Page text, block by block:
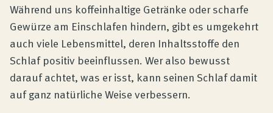
Unternehmen
Kontakt
Während uns koffeinhaltige Getränke oder scharfe
Gewürze am Einschlafen hindern, gibt es umgekehrt
auch viele Lebensmittel, deren Inhaltsstoffe den
Schlaf positiv beeinflussen. Wer also bewusst
darauf achtet, was er isst, kann seinen Schlaf damit
auf ganz natürliche Weise verbessern.